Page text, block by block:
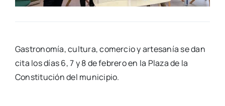
Gas­tro­no­mía, cul­tu­ra, comer­cio y arte­sa­nía se dan
cita los días 6, 7 y 8 de febre­ro en la Pla­za de la
Cons­ti­tu­ción del muni­ci­pio.